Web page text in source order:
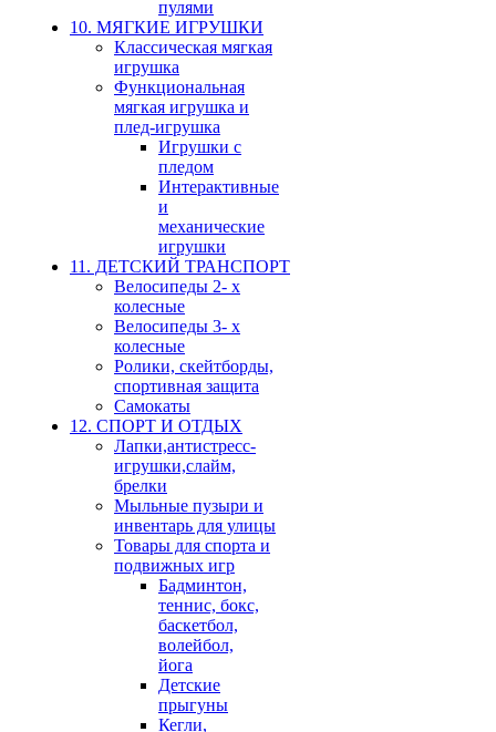
пулями
10. МЯГКИЕ ИГРУШКИ
Классическая мягкая
игрушка
Функциональная
мягкая игрушка и
плед-игрушка
Игрушки с
пледом
Интерактивные
и
механические
игрушки
11. ДЕТСКИЙ ТРАНСПОРТ
Велосипеды 2- х
колесные
Велосипеды 3- х
колесные
Ролики, скейтборды,
спортивная защита
Самокаты
12. СПОРТ И ОТДЫХ
Лапки,антистресс-
игрушки,слайм,
брелки
Мыльные пузыри и
инвентарь для улицы
Товары для спорта и
подвижных игр
Бадминтон,
теннис, бокс,
баскетбол,
волейбол,
йога
Детские
прыгуны
Кегли,